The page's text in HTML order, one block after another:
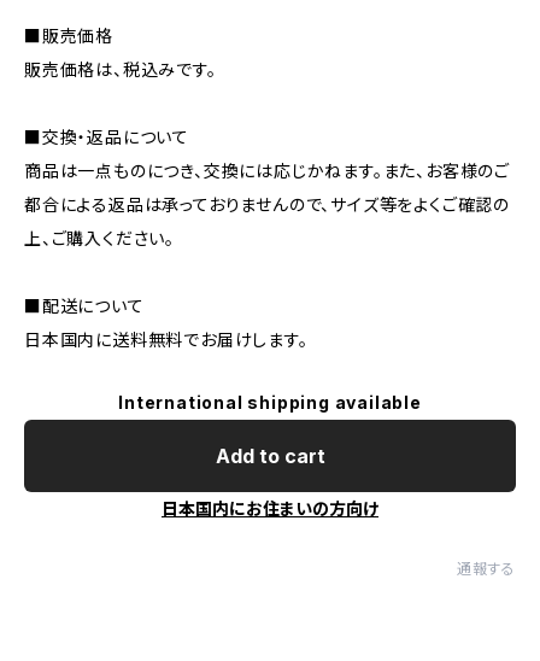
■販売価格
販売価格は、税込みです。
■交換・返品について
商品は一点ものにつき、交換には応じかねます。また、お客様のご
都合による返品は承っておりませんので、サイズ等をよくご確認の
上、ご購入ください。
■配送について
日本国内に送料無料でお届けします。
International shipping available
Add to cart
日本国内にお住まいの方向け
通報する